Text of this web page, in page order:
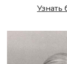
Узнать